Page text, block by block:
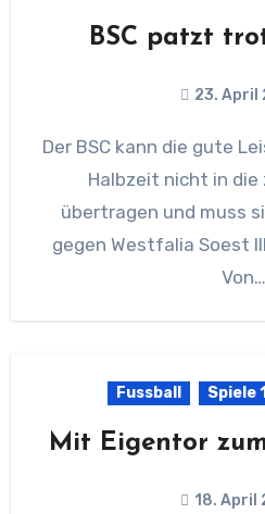
BSC patzt
23. April
Der BSC kann die gute Leistung aus der ersten
Halbzeit nicht in
übertragen und muss
gegen Westfalia Soest
Von…
Fussball Spiele
Mit Eigentor
18. April